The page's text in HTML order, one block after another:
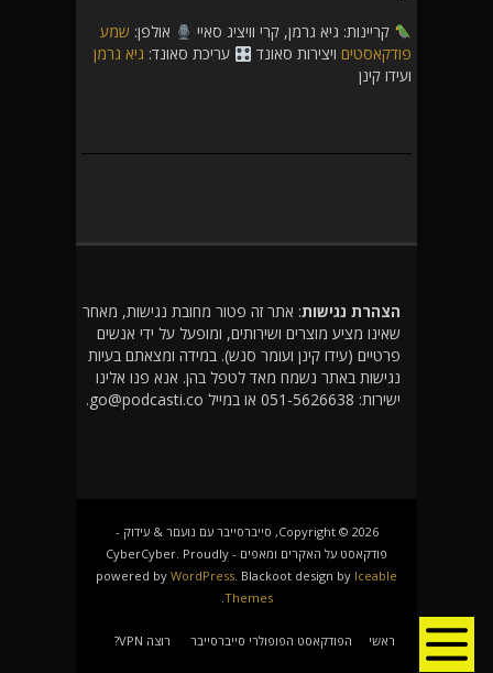
קריינות: גיא גרמן, קרי וויציג סאיי אולפן: שמע
פודקאסטים ויצירות סאונד עריכת סאונד: גיא גרמן
ועידו קינן
הצהרת נגישות: אתר זה פטור מחובת נגישות, מאחר
שאינו מציע מוצרים ושירותים, ומופעל על ידי אנשים
פרטיים (עידו קינן ועומר סנש). במידה ומצאתם בעיות
נגישות באתר נשמח מאד לטפל בהן. אנא פנו אלינו
ישירות: 051-5626638 או במייל go@podcasti.co.
Copyright © 2026, סייברסייבר עם נועםר & עידוק -
פודקאסט על האקרים ומאפים - CyberCyber. Proudly
powered by WordPress. Blackoot design by Iceable
Themes
.
ראשי הפודקאסט הפופולרי סייברסייבר רוצה VPN?